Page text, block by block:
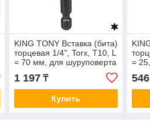
KING TONY Вставка (бита)
торцевая 1/4", Torx, Т10, L
= 70 мм, для шуруповерта
1 197₸
Купить
=
546